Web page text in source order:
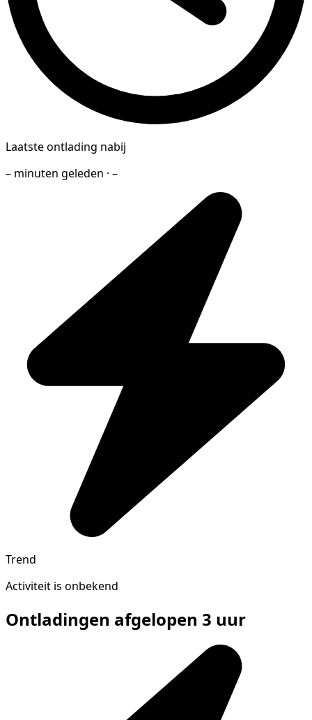
Laatste ontlading nabij
– minuten geleden · –
Trend
Activiteit is onbekend
Ontladingen afgelopen 3 uur